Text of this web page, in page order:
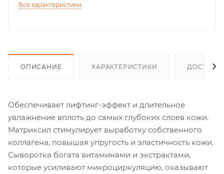
Все характеристики
ОПИСАНИЕ ХАРАКТЕРИСТИКИ
Обеспечивает лифтинг-эффект и длительное
увлажнение вплоть до самых глубоких слоев кожи.
Матриксил стимулирует выработку собственного
коллагена, повышая упругость и эластичность кожи.
Сыворотка богата витаминами и экстрактами,
которые усиливают микроциркуляцию, оказывают